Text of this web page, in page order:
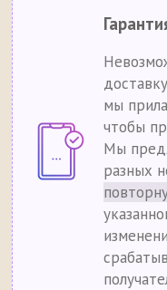
мы
чтобы
Мы
разных